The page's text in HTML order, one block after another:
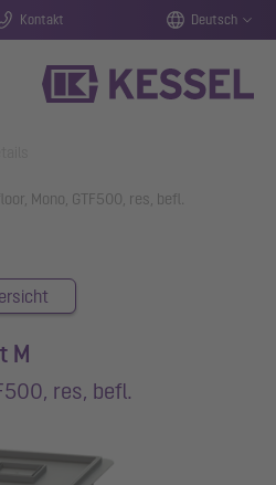
Kontakt Deutsch
Mono, GTF500, res, befl.
M
res, befl.